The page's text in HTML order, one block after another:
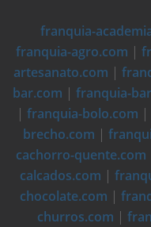
franquia-
franquia-agro.com |
artesanato.com |
bar.com | franquia-
| franquia-bolo.com |
brecho.com |
cachorro-quente.com
calcados.com |
chocolate.com |
churros.com |